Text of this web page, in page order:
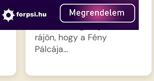
Annika hercegnő a
történet végkifejletében
rájön, hogy a Fény
Pálcája…